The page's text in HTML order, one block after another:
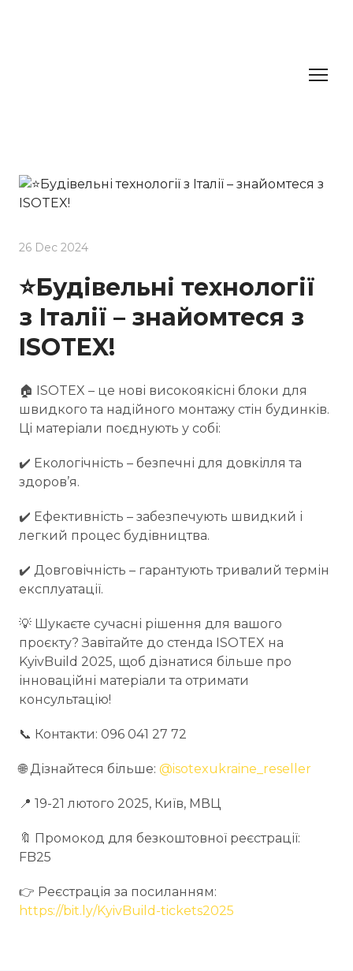
26 Dec 2024
⭐Будівельні технології
з Італії – знайомтеся з
ISOTEX!
🏠 ISOTEX – це нові високоякісні блоки для
швидкого та надійного монтажу стін будинків.
Ці матеріали поєднують у собі:
✔️ Екологічність – безпечні для довкілля та
здоров’я.
✔️ Ефективність – забезпечують швидкий і
легкий процес будівництва.
✔️ Довговічність – гарантують тривалий термін
експлуатації.
💡 Шукаєте сучасні рішення для вашого
проєкту? Завітайте до стенда ISOTEX на
KyivBuild 2025, щоб дізнатися більше про
інноваційні матеріали та отримати
консультацію!
📞 Контакти: 096 041 27 72
🌐 Дізнайтеся більше: @isotexukraine_reseller
📍 19-21 лютого 2025, Київ, МВЦ
🔖 Промокод для безкоштовної реєстрації:
FB25
👉 Реєстрація за посиланням:
https://bit.ly/KyivBuild-tickets2025